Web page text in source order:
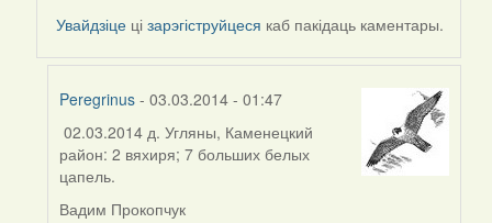
Peregrinus
Увайдзіце цізарэгіструйцеся каб пакідаць каментары.
Peregrinus- 03.03.2014 - 01:47
In
reply
to
by
02.03.2014 д. Угляны, Каменецкий
район: 2 вяхиря; 7 больших белых
цапель.
Вадим Прокопчук